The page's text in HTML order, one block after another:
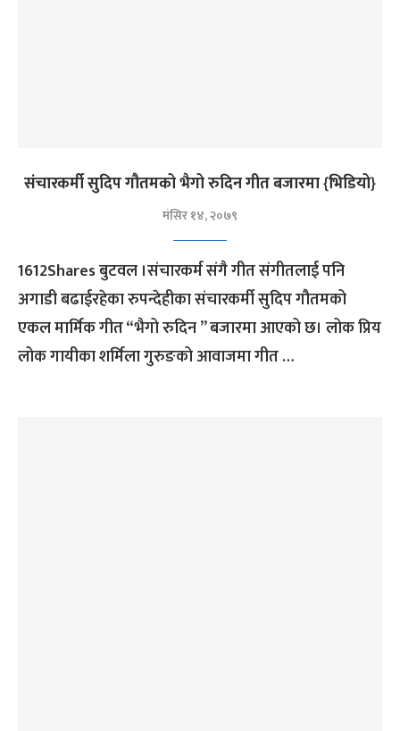
संचारकर्मी सुदिप गौतमको भैगो रुदिन गीत बजारमा {भिडियो}
मंसिर १४, २०७९
1612Shares बुटवल ।संचारकर्म संगै गीत संगीतलाई पनि
अगाडी बढाईरहेका रुपन्देहीका संचारकर्मी सुदिप गौतमको
एकल मार्मिक गीत “भैगो रुदिन ” बजारमा आएको छ। लोक प्रिय
लोक गायीका शर्मिला गुरुङको आवाजमा गीत …